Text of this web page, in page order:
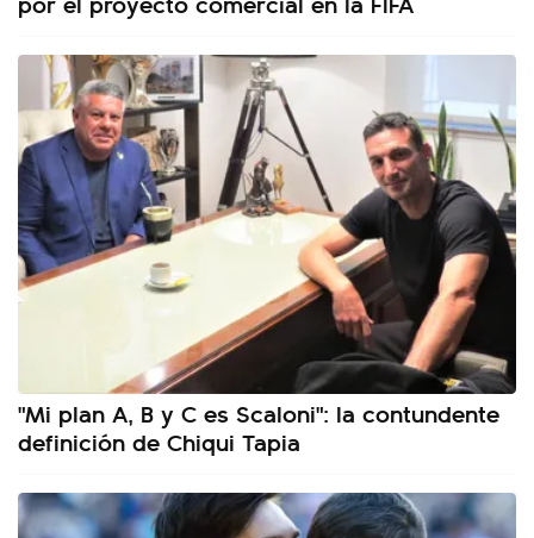
"Mi plan A, B y C es Scaloni": la contundente
definición de Chiqui Tapia